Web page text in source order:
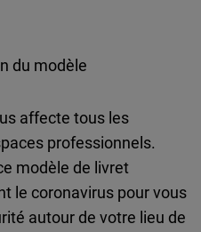
du modèle
affecte tous les
professionnels.
modèle de livret
le coronavirus pour vous
autour de votre lieu de